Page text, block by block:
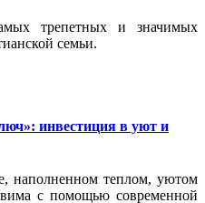
трепетных и значимых
семьи.
инвестиция в уют и
наполненном теплом, уютом
с помощью современной